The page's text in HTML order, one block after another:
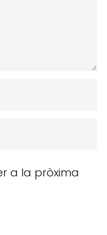
a la pròxima